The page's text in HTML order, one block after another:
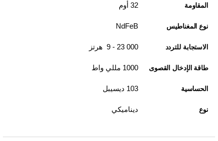
المقاومة 32 أوم
نوع المغناطيس NdFeB
الاستجابة للتردد 9‎ - 23 000 هرتز
طاقة الإدخال القصوى 1000 مللي واط
الحساسية 103 ديسيبل
نوع ديناميكي